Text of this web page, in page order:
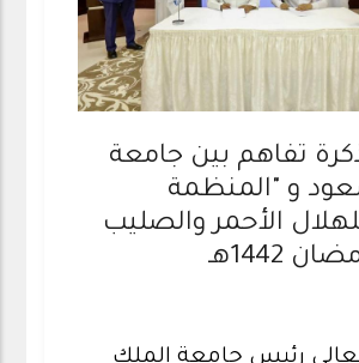
تفاهم بين جامعة
و "المنظمة
الأحمر والصليب
1442هـ